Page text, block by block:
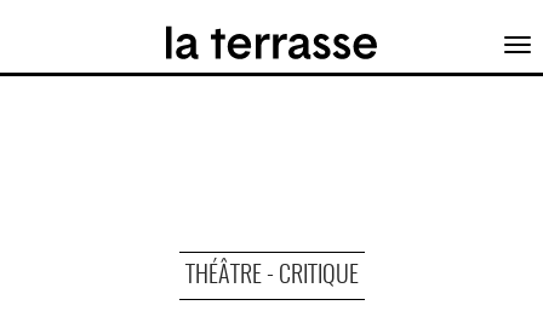
THÉÂTRE - CRITIQUE